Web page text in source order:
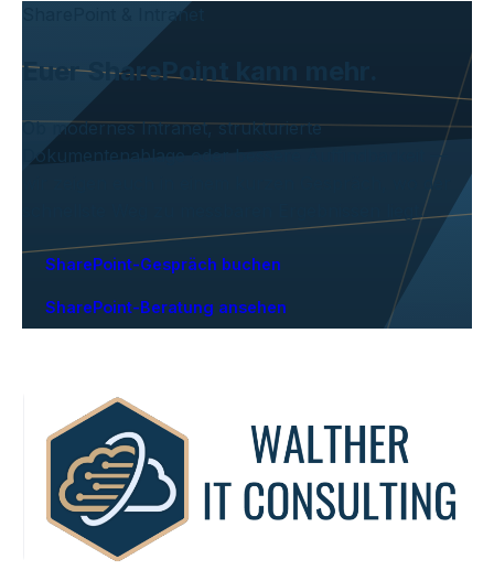
SharePoint & Intranet
Euer SharePoint kann mehr.
Ob modernes Intranet, strukturierte
Dokumentenablage oder bessere Auffindbarkeit —
wir zeigen euch in einem kurzen Gespräch, wo der
schnellste Weg zu messbaren Ergebnissen liegt.
SharePoint-Gespräch buchen
SharePoint-Beratung ansehen